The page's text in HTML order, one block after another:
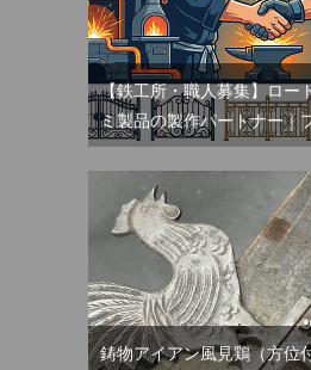
【鉄工所・職人募集】ロー
ミ製品の製作パートナー｜
鋳物アイアン風見鶏（方位